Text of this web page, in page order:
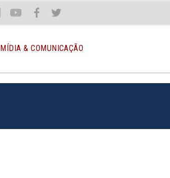
You Face Twit
MÍDIA & COMUNICAÇÃO